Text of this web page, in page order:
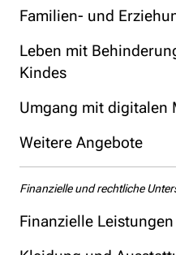
Familien- und
Leben mit
Kindes
Umgang mit digitalen
Weitere Angebote
Finanzielle und rechtliche
Finanzielle